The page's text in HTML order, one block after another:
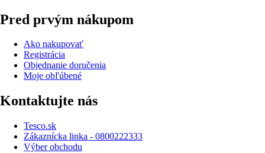
Pred prvým nákupom
Ako nakupovať
Registrácia
Objednanie doručenia
Moje obľúbené
Kontaktujte nás
Tesco.sk
Zákaznícka linka - 0800222333
Výber obchodu